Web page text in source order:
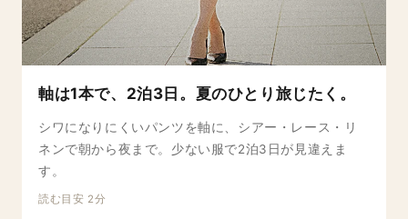
軸は1本で、2泊3日。夏のひとり旅じたく。
シワになりにくいパンツを軸に、シアー・レース・リ
ネンで朝から夜まで。少ない服で2泊3日が見違えま
す。
読む目安 2分